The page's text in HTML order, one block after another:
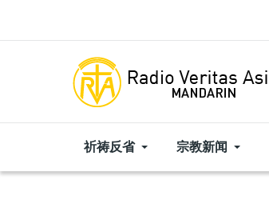
祈祷反省 宗教新闻